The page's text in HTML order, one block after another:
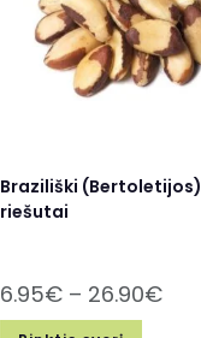
Braziliški (Bertoletijos)
riešutai
6.95€ – 26.90€